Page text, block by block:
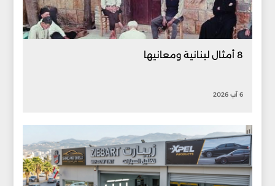
8 أمثال لبنانية ومعانيها
6 آب 2026